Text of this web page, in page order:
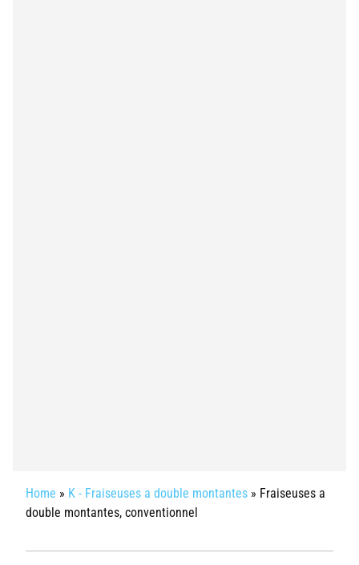
Home » K - Fraiseuses a double montantes » Fraiseuses a
double montantes, conventionnel